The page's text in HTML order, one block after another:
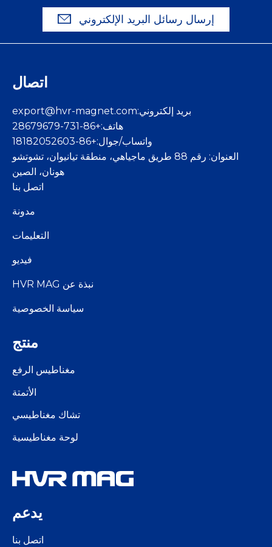
إرسال رسائل البريد الإلكتروني
اتصال
بريد إلكتروني:export@hvr-magnet.com
هاتف:+86-731-28679679
واتساب/جوال:+86-18182052603
العنوان: رقم 88 طريق ماجياهي، منطقة تيانيوان، تشوتشو
هونان، الصين
اتصل بنا
مدونة
التعليمات
فيديو
نبذة عن HVR MAG
سياسة الخصوصية
منتج
مغناطيس الرفع
الأتمتة
تشاك مغناطيسي
لوحة مغناطيسية
يدعم
اتصل بنا